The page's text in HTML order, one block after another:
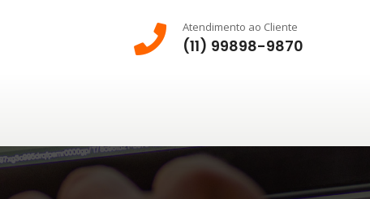
Atendimento ao Cliente
(11) 99898-9870